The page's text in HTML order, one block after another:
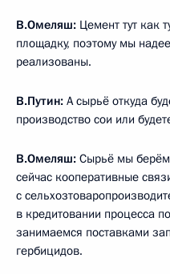
В.Омеляш: Цемент тут как
площадку, поэтому мы
реализованы.
В.Путин: А сырьё откуда
производство сои или
В.Омеляш: Сырьё мы
сейчас кооперативные
с
в кредитовании процесса
занимаемся поставками
гербицидов.